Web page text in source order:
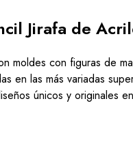
Jirafa de
moldes con figuras de
en las más variadas
únicos y originales